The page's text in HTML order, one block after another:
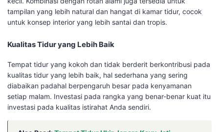
tampilan yang lebih natural dan hangat di kamar tidur, cocok
untuk konsep interior yang lebih santai dan tropis.
Kualitas Tidur yang Lebih Baik
Tempat tidur yang kokoh dan tidak berderit berkontribusi pada
kualitas tidur yang lebih baik, hal sederhana yang sering
diabaikan padahal berpengaruh besar pada kenyamanan
setiap malam. Investasi pada rangka yang benar-benar kuat itu
investasi pada kualitas istirahat Anda sendiri.